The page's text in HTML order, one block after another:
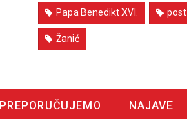
Papa Benedikt XVI. post
Žanić
PREPORUČUJEMO
NAJAVE